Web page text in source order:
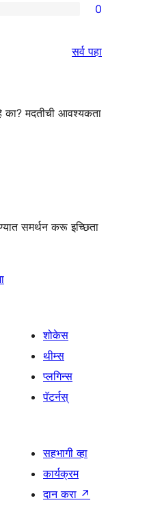
0
सर्वपुनरावलोकने
पहा
का? मदतीची आवश्यकता
समर्थन करू इच्छिता
शोकेस
थीम्स
प्लगिन्स
पॅटर्नस्
सहभागी व्हा
कार्यक्रम
दान करा ↗